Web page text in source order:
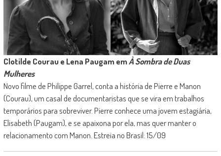
Clotilde Courau e Lena Paugam emÀ Sombra de Duas
Mulheres
Novo filme de Philippe Garrel, conta a história de Pierre e Manon
(Courau), um casal de documentaristas que se vira em trabalhos
temporários para sobreviver. Pierre conhece uma jovem estagiária,
Elisabeth (Paugam), e se apaixona por ela, mas quer manter o
relacionamento com Manon. Estreia no Brasil: 15/09